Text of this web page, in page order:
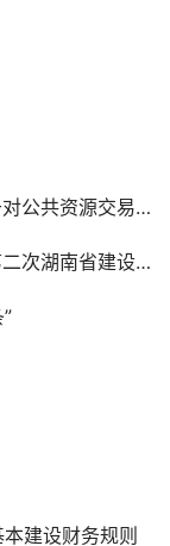
开展联合惩戒的备忘录》
标后稽查情况的通报
建设财务规则